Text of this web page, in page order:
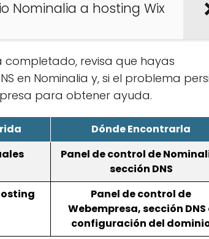
Nominalia a hosting Wix
revisa que hayas
en Nominalia y, si el problema
para obtener ayuda.
Dónde Encontrarla
Panel de control de
sección DNS
Panel de control de
Webempresa, sección DNS
configuración del